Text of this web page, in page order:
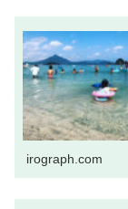
irograph.com